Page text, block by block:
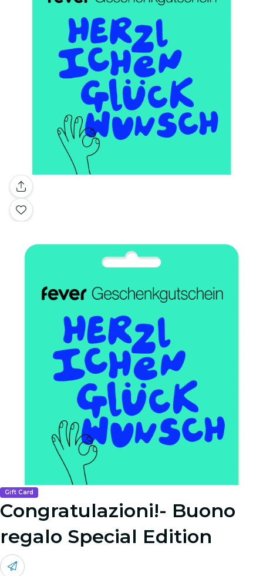
Gift Card
Congratulazioni!- Buono
regalo Special Edition